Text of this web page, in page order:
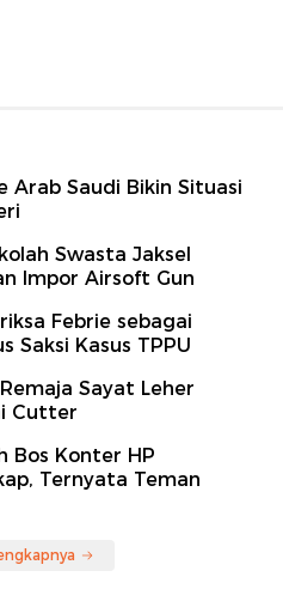
Arab Saudi Bikin Situasi
Swasta Jaksel
Impor Airsoft Gun
Febrie sebagai
Saksi Kasus TPPU
Sayat Leher
Cutter
Bos Konter HP
Ternyata Teman